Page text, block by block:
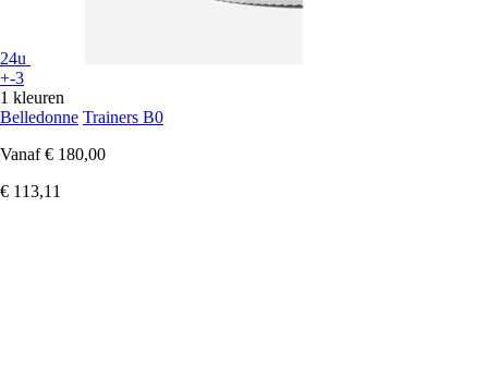
24u
+-3
1 kleuren
Belledonne Trainers B0
Vanaf € 180,00
€ 113,11